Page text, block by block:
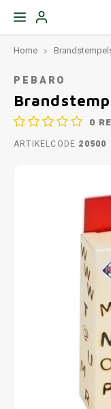
Home
PEBARO
0
ARTIKELCODE 20500